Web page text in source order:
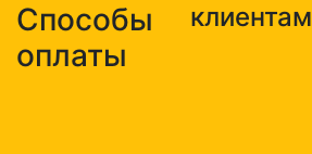
Способы
оплаты
клиентам